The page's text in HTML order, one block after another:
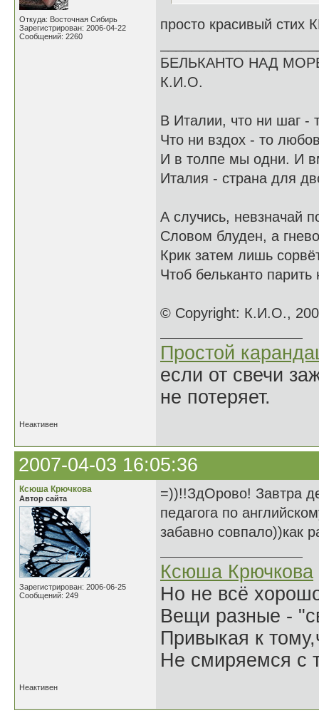
Откуда: Восточная Сибирь
Зарегистрирован: 2006-04-22
Сообщений: 2260
просто красивый
БЕЛЬКАНТО НАД
К.И.О.
В Италии, что ни шаг -
Что ни вздох - то
И в толпе мы одни. И
Италия - страна для
А случись, невзначай
Словом блуден, а
Крик затем лишь
Чтоб бельканто
© Copyright: К.И.О.,
Простой
если от свечи
не потеряет.
Неактивен
2007-04-03 16:05:36
Ксюша Крючкова
Автор сайта
Зарегистрирован: 2006-06-25
Сообщений: 249
=))!!ЗдОрово! Завтра
педагога по
забавно совпало))как
Ксюша Крючкова
Но не всё
Вещи разные -
Привыкая к
Не смиряемся с
Неактивен